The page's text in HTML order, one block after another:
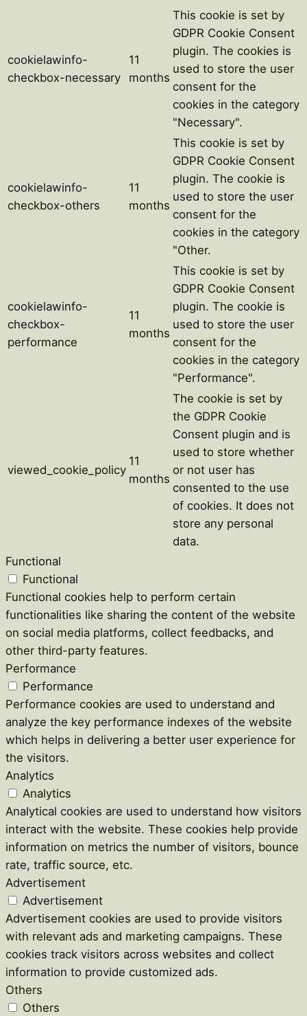
cookielawinfo-
checkbox-necessary
11
months
This cookie is set by
GDPR Cookie Consent
plugin. The cookies is
used to store the user
consent for the
cookies in the category
"Necessary".
cookielawinfo-
checkbox-others
11
months
This cookie is set by
GDPR Cookie Consent
plugin. The cookie is
used to store the user
consent for the
cookies in the category
"Other.
cookielawinfo-
checkbox-
performance
11
months
This cookie is set by
GDPR Cookie Consent
plugin. The cookie is
used to store the user
consent for the
cookies in the category
"Performance".
viewed_cookie_policy
11
months
The cookie is set by
the GDPR Cookie
Consent plugin and is
used to store whether
or not user has
consented to the use
of cookies. It does not
store any personal
data.
Functional
Functional
Functional cookies help to perform certain
functionalities like sharing the content of the website
on social media platforms, collect feedbacks, and
other third-party features.
Performance
Performance
Performance cookies are used to understand and
analyze the key performance indexes of the website
which helps in delivering a better user experience for
the visitors.
Analytics
Analytics
Analytical cookies are used to understand how visitors
interact with the website. These cookies help provide
information on metrics the number of visitors, bounce
rate, traffic source, etc.
Advertisement
Advertisement
Advertisement cookies are used to provide visitors
with relevant ads and marketing campaigns. These
cookies track visitors across websites and collect
information to provide customized ads.
Others
Others